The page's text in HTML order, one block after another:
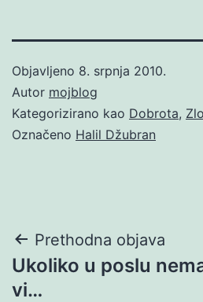
Objavljeno 8. srpnja 2010.
Autor mojblog
Kategorizirano kao Dobrota, Zlo
Označeno Halil Džubran
Navigacija
objava
Prethodna objava
Ukoliko u poslu
vi…